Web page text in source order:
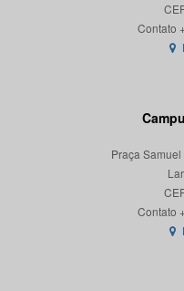
Praça